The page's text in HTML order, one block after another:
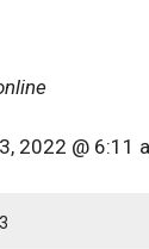
2022 @ 6:11